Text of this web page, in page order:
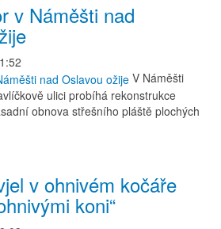
v Náměšti nad
V Náměšti
ulici probíhá rekonstrukce
obnova střešního pláště plochých
v ohnivém kočáře
koni“